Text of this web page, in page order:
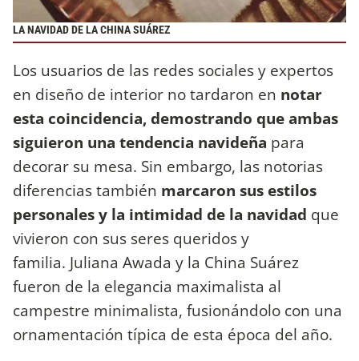
LA NAVIDAD DE LA CHINA SUÁREZ
Los usuarios de las redes sociales y expertos
en diseño de interior no tardaron en notar
esta coincidencia, demostrando que ambas
siguieron una tendencia navideña para
decorar su mesa. Sin embargo, las notorias
diferencias también marcaron sus estilos
personales y la intimidad de la navidad que
vivieron con sus seres queridos y
familia. Juliana Awada y la China Suárez
fueron de la elegancia maximalista al
campestre minimalista, fusionándolo con una
ornamentación típica de esta época del año.